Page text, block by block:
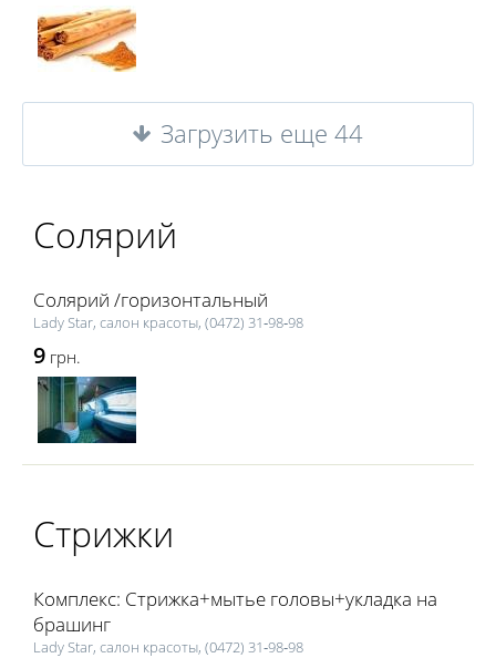
Загрузить еще 44
Солярий
Солярий /горизонтальный
Lаdy Star, салон красоты, (0472) 31‑98‑98
9 грн.
Стрижки
Комплекс: Стрижка+мытье головы+укладка на
брашинг
Lаdy Star, салон красоты, (0472) 31‑98‑98